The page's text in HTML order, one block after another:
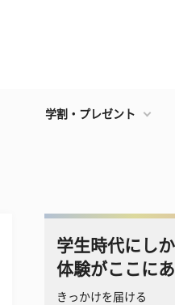
学割・プレゼント
学生時代にし
体験がここにあ
きっかけを届ける